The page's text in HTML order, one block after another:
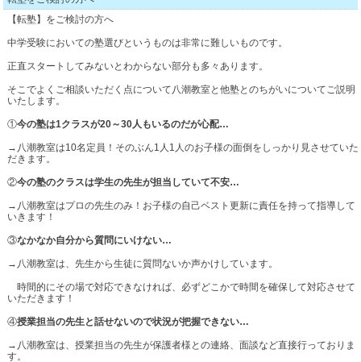
★ 100点満点
潮止中 3年 社会
100点
八潮中 2年 数学100点
祝獨協埼玉高校合格 １名
祝武南高校合格 １名
～茨城県私立高校～
祝江戸川取手高校合格 １名
～千葉県私立高校～
祝光英VERITAS高校合格 １名
祝西武台千葉高校合格 １名
祝流通経大柏高校合格 ２名
～東京都私立高校～
祝岩倉高校合格 １名
祝駒込高校合格 １名
祝桜丘高校合格 １名
祝江戸川取手中合格 ３名(合格率100%)
祝浦和実業中合格 １名
祝開智中合格 １名
祝独協埼玉中合格 １名
祝芝浦工大柏中合格 １名
祝専修大松戸中合格 １名
祝流通経大柏中合格 １名
江戸川女子中合格 １名
【転塾】をご検討の方へ
中学受験においての塾選びというものは非常に難しいものです。
正直スタートしてみないとわからない部分も多々あります。
そこでよくご相談いただく点について八潮教室と他塾とのちがいについてご説明
いたします。
①今の塾は1クラスが20～30人もいるのだが心配…
→八潮教室は10名定員！そのぶん1人1人のお子様の面倒をしっかり見させていた
だきます。
②今の塾のクラスは学生の先生が担当していて不安…
→八潮教室はプロの先生のみ！お子様の自己ベスト更新に責任を持って指導して
いきます！
③なかなか自分から質問にいけない…
→八潮教室は、先生から生徒に質問ないか声かけしています。
時間的にその場で対応できなければ、必ずどこかで時間を確保して対応させて
いただきます！
④授業担当の先生と話せないので状況が把握できない…
→八潮教室は、授業担当の先生が保護者様との連絡、面談など直接行っておりま
す。